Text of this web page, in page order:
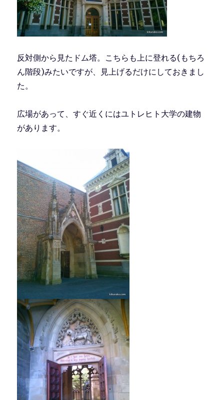
反対側から見たドム塔。こちらも上に登れる(もちろ
ん階段)みたいですが、見上げるだけにしておきまし
た。
広場があって、すぐ近くにはユトレヒト大学の建物
があります。